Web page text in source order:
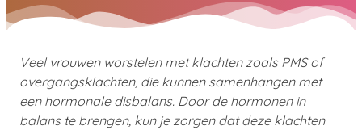
Veel vrouwen worstelen met klachten zoals PMS of
overgangsklachten, die kunnen samenhangen met
een hormonale disbalans. Door de hormonen in
balans te brengen, kun je zorgen dat deze klachten